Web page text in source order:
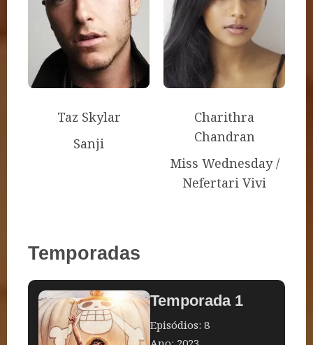
Taz Skylar
Sanji
Charithra
Chandran
Miss Wednesday /
Nefertari Vivi
Temporadas
Temporada 1
Episódios: 8